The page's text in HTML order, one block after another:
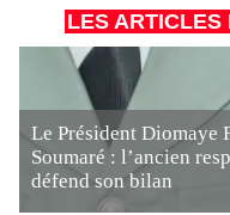
LES ARTICLES
Le Président Diomaye
Soumaré : l’ancien
défend son bilan